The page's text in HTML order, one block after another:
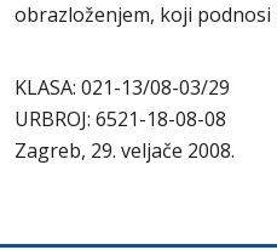
obrazloženjem, koji
KLASA: 021-13/08-03/29
URBROJ: 6521-18-08-08
Zagreb, 29. veljače 2008.